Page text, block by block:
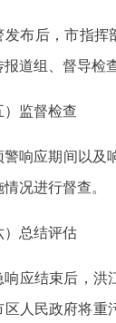
发布后，市指挥
道组、督导检
）监督检查
警响应期间以及
况进行督查。
）总结评估
响应结束后，洪
区人民政府将重